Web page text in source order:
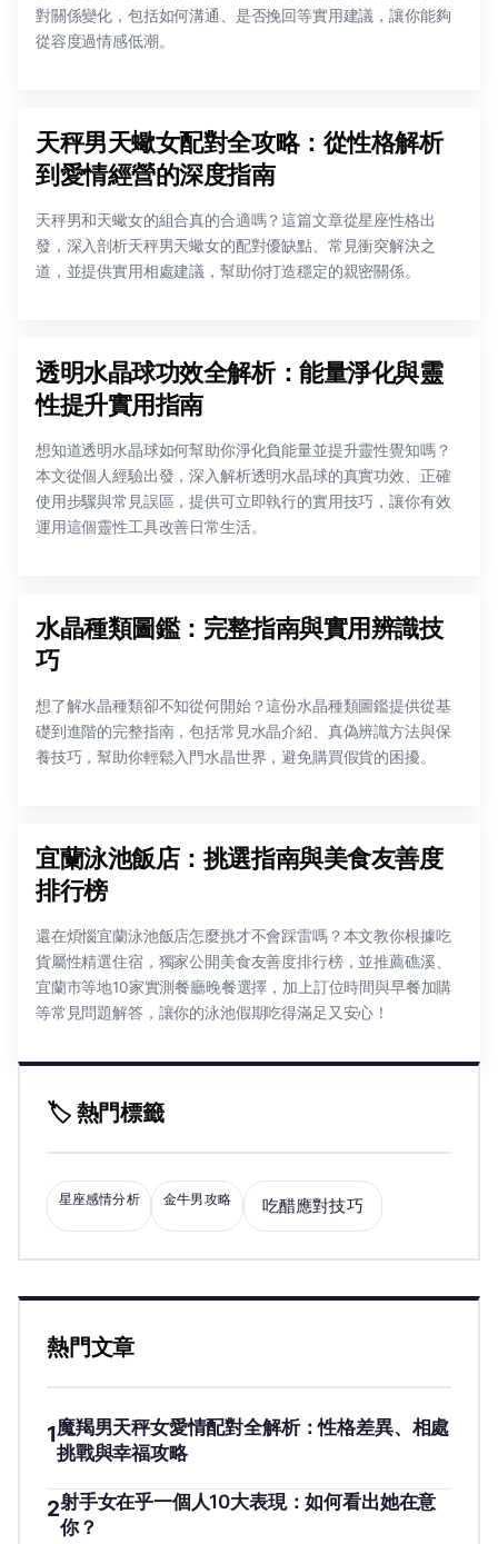
對關係變化，包括如何溝通、是否挽回等實用建議，讓你能夠
從容度過情感低潮。
天秤男天蠍女配對全攻略：從性格解析
到愛情經營的深度指南
天秤男和天蠍女的組合真的合適嗎？這篇文章從星座性格出
發，深入剖析天秤男天蠍女的配對優缺點、常見衝突解決之
道，並提供實用相處建議，幫助你打造穩定的親密關係。
透明水晶球功效全解析：能量淨化與靈
性提升實用指南
想知道透明水晶球如何幫助你淨化負能量並提升靈性覺知嗎？
本文從個人經驗出發，深入解析透明水晶球的真實功效、正確
使用步驟與常見誤區，提供可立即執行的實用技巧，讓你有效
運用這個靈性工具改善日常生活。
水晶種類圖鑑：完整指南與實用辨識技
巧
想了解水晶種類卻不知從何開始？這份水晶種類圖鑑提供從基
礎到進階的完整指南，包括常見水晶介紹、真偽辨識方法與保
養技巧，幫助你輕鬆入門水晶世界，避免購買假貨的困擾。
宜蘭泳池飯店：挑選指南與美食友善度
排行榜
還在煩惱宜蘭泳池飯店怎麼挑才不會踩雷嗎？本文教你根據吃
貨屬性精選住宿，獨家公開美食友善度排行榜，並推薦礁溪、
宜蘭市等地10家實測餐廳晚餐選擇，加上訂位時間與早餐加購
等常見問題解答，讓你的泳池假期吃得滿足又安心！
🏷️ 熱門標籤
星座感情分析 金牛男攻略 吃醋應對技巧
熱門文章
1魔羯男天秤女愛情配對全解析：性格差異、相處
挑戰與幸福攻略
2射手女在乎一個人10大表現：如何看出她在意
你？